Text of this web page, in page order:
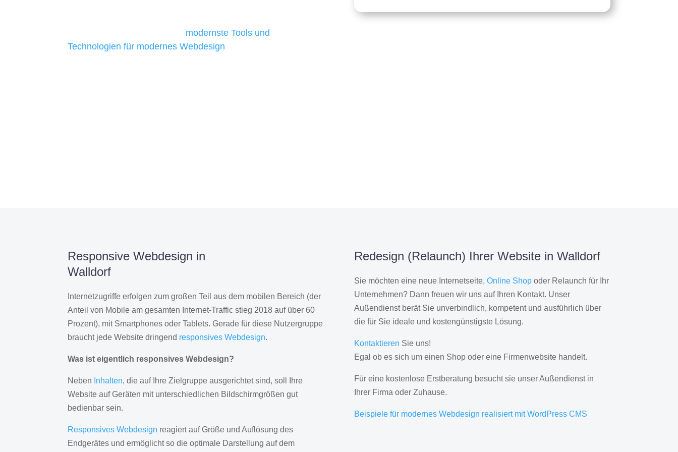
modernste Tools und
Technologien für modernes Webdesign
Responsive Webdesign in
Walldorf
Internetzugriffe erfolgen zum großen Teil aus dem mobilen Bereich (der
Anteil von Mobile am gesamten Internet-Traffic stieg 2018 auf über 60
Prozent), mit Smartphones oder Tablets. Gerade für diese Nutzergruppe
braucht jede Website dringend responsives Webdesign.
Was ist eigentlich responsives Webdesign?
Neben Inhalten, die auf Ihre Zielgruppe ausgerichtet sind, soll Ihre
Website auf Geräten mit unterschiedlichen Bildschirmgrößen gut
bedienbar sein.
Responsives Webdesign reagiert auf Größe und Auflösung des
Endgerätes und ermöglicht so die optimale Darstellung auf dem
Redesign (Relaunch) Ihrer Website in Walldorf
Sie möchten eine neue Internetseite, Online Shopoder Relaunch für Ihr
Unternehmen? Dann freuen wir uns auf Ihren Kontakt. Unser
Außendienst berät Sie unverbindlich, kompetent und ausführlich über
die für Sie ideale und kostengünstigste Lösung.
Kontaktieren Sie uns!
Egal ob es sich um einen Shop oder eine Firmenwebsite handelt.
Für eine kostenlose Erstberatung besucht sie unser Außendienst in
Ihrer Firma oder Zuhause.
Beispiele für modernes Webdesign realisiert mit WordPress CMS